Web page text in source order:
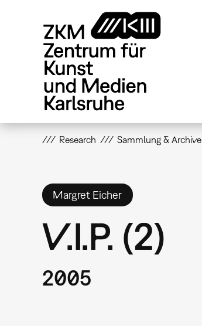
Research Sammlung & Archive
Margret Eicher
V.I.P. (2)
2005